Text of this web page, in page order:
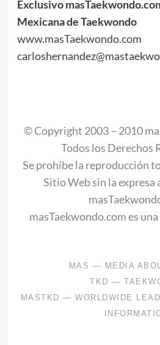
Exclusivo
Mexicana de Taekwondo
www.masTaekwondo.com
© Copyright 2003 – 2010
Todos los Derechos
Se prohíbe la reproducción
Sitio Web sin la expresa
masTaekwondo.com es